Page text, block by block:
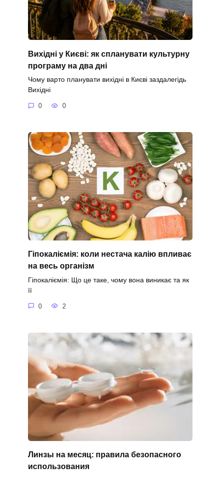
Вихідні у Києві: як спланувати культурну
програму на два дні
Чому варто планувати вихідні в Києві заздалегідь
Вихідні
0 0
Гіпокаліємія: коли нестача калію впливає
на весь організм
Гіпокаліємія: Що це таке, чому вона виникає та як
її
0 2
Линзы на месяц: правила безопасного
использования